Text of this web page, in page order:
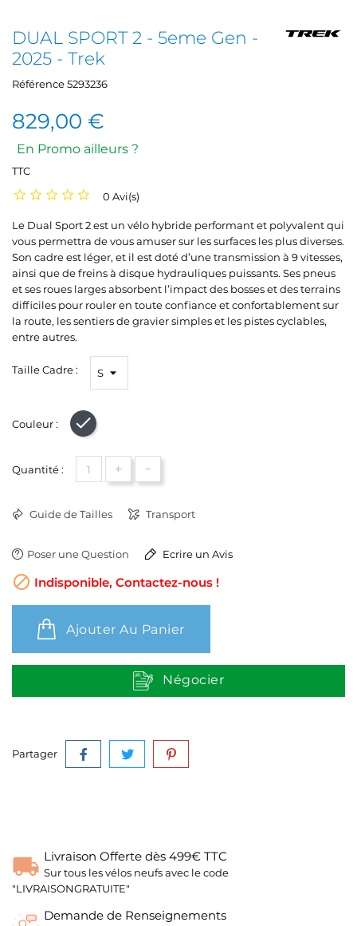
DUAL SPORT 2 - 5eme Gen -
2025 - Trek
Référence5293236
829,00 €
En Promo ailleurs ?
TTC
0 Avi(s)
Le Dual Sport 2 est un vélo hybride performant et polyvalent qui
vous permettra de vous amuser sur les surfaces les plus diverses.
Son cadre est léger, et il est doté d’une transmission à 9 vitesses,
ainsi que de freins à disque hydrauliques puissants. Ses pneus
et ses roues larges absorbent l’impact des bosses et des terrains
difficiles pour rouler en toute confiance et confortablement sur
la route, les sentiers de gravier simples et les pistes cyclables,
entre autres.
Taille Cadre :
Couleur : Noir
Quantité : + -
Guide de Tailles Transport
Poser une Question Ecrire un Avis
 Indisponible, Contactez-nous !
Ajouter Au Panier
Négocier
Partager
Livraison Offerte dès 499€ TTC
Sur tous les vélos neufs avec le code
"LIVRAISONGRATUITE"
Demande de Renseignements